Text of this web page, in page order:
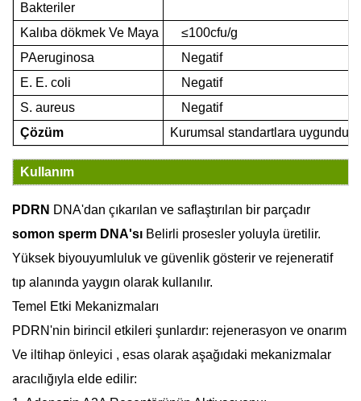
Bakteriler
Kalıba dökmek Ve Maya
≤100cfu/g
PAeruginosa
Negatif
E. E. coli
Negatif
S. aureus
Negatif
Çözüm
Kurumsal standartlara uygundur
Kullanım
PDRN DNA'dan çıkarılan ve saflaştırılan bir parçadır
somon sperm DNA'sı Belirli prosesler yoluyla üretilir.
Yüksek biyouyumluluk ve güvenlik gösterir ve rejeneratif
tıp alanında yaygın olarak kullanılır.
Temel Etki Mekanizmaları
PDRN'nin birincil etkileri şunlardır: rejenerasyon ve onarım
Ve iltihap önleyici , esas olarak aşağıdaki mekanizmalar
aracılığıyla elde edilir: